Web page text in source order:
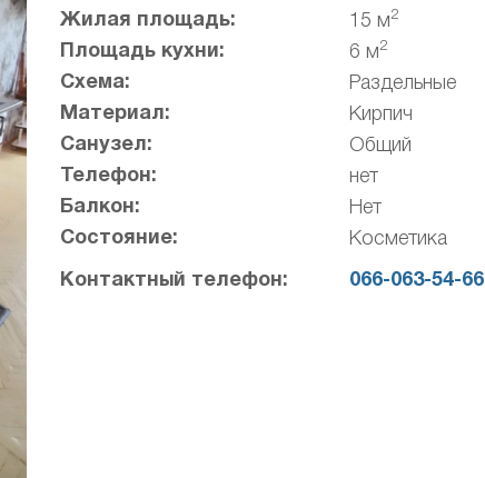
Жилая площадь: 15 м2
Площадь кухни: 6 м2
Схема: Раздельные
Материал: Кирпич
Санузел: Общий
Телефон: нет
Балкон: Нет
Состояние: Косметика
Контактный телефон: 066-063-54-66